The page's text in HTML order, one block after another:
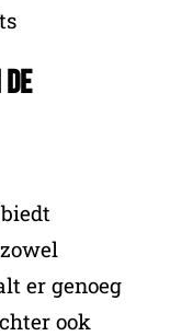
er genoeg
ook